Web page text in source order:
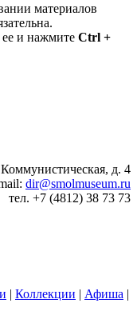
материалов
и нажмите Ctrl +
д. 4
dir@smolmuseum.ru
тел. +7 (4812) 38 73 73
| Коллекции | Афиша |